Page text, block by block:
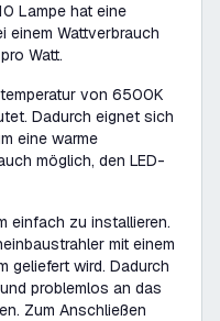
Lampe hat eine
einem Wattverbrauch
Watt.
von 6500K
Dadurch eignet sich
eine warme
möglich, den LED-
einfach zu installieren.
mit einem
geliefert wird. Dadurch
problemlos an das
Zum Anschließen